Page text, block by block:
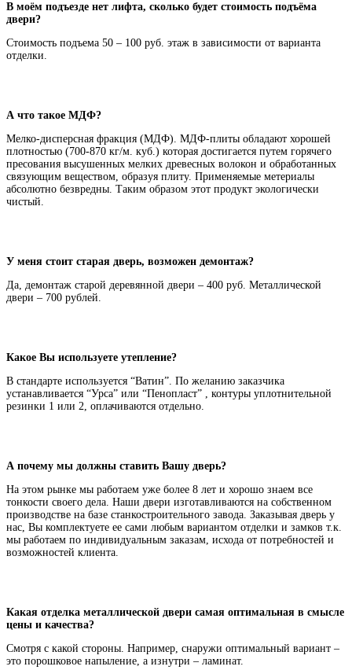
В моём подъезде нет лифта, сколько будет стоимость подъёма
двери?
Стоимость подъема 50 – 100 руб. этаж в зависимости от варианта
отделки.
А что такое МДФ?
Мелко-дисперсная фракция (МДФ). МДФ-плиты обладают хорошей
плотностью (700-870 кг/м. куб.) которая достигается путем горячего
пресования высушенных мелких древесных волокон и обработанных
связующим веществом, образуя плиту. Применяемые метериалы
абсолютно безвредны. Таким образом этот продукт экологически
чистый.
У меня стоит старая дверь, возможен демонтаж?
Да, демонтаж старой деревянной двери – 400 руб. Металлической
двери – 700 рублей.
Какое Вы используете утепление?
В стандарте используется “Ватин”. По желанию заказчика
устанавливается “Урса” или “Пенопласт” , контуры уплотнительной
резинки 1 или 2, оплачиваются отдельно.
А почему мы должны ставить Вашу дверь?
На этом рынке мы работаем уже более 8 лет и хорошо знаем все
тонкости своего дела. Наши двери изготавливаются на собственном
производстве на базе станкостроительного завода. Заказывая дверь у
нас, Вы комплектуете ее сами любым вариантом отделки и замков т.к.
мы работаем по индивидуальным заказам, исхода от потребностей и
возможностей клиента.
Какая отделка металлической двери самая оптимальная в смысле
цены и качества?
Смотря с какой стороны. Например, снаружи оптимальный вариант –
это порошковое напыление, а изнутри – ламинат.